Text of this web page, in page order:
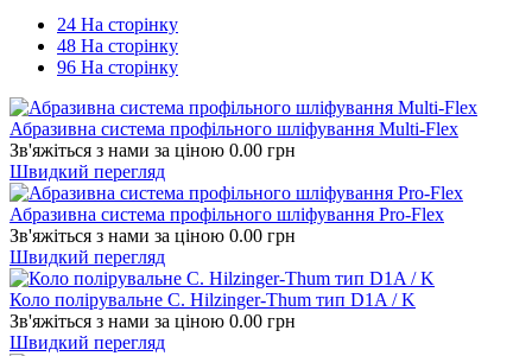
24 На сторінку
48 На сторінку
96 На сторінку
Абразивна система профільного шліфування Multi-Flex
Зв'яжіться з нами за ціною 0.00 грн
Швидкий перегляд
Абразивна система профільного шліфування Pro-Flex
Зв'яжіться з нами за ціною 0.00 грн
Швидкий перегляд
Коло полірувальне C. Hilzinger-Thum тип D1A / K
Зв'яжіться з нами за ціною 0.00 грн
Швидкий перегляд